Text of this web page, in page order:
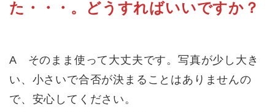
た・・・。どうすればいいですか？
A そのまま使って大丈夫です。写真が少し大き
い、小さいで合否が決まることはありませんの
で、安心してください。